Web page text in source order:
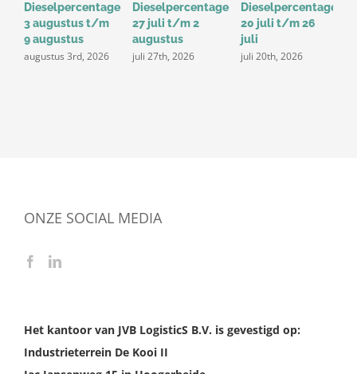
Dieselpercentage
3 augustus t/m
9 augustus
augustus 3rd, 2026
Dieselpercentage
27 juli t/m 2
augustus
juli 27th, 2026
Dieselpercentage
20 juli t/m 26
juli
juli 20th, 2026
ONZE SOCIAL MEDIA
Het kantoor van JVB LogisticS B.V. is gevestigd op:
Industrieterrein De Kooi II